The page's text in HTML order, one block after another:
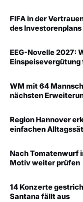
FIFA in der
des Investorenplans
EEG-Novelle 2027:
WM mit 64
nächsten
Region Hannover
einfachen
Nach Tomatenwurf
Motiv weiter prüfen
14 Konzerte
Santana fällt aus